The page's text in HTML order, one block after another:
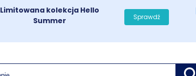
Limitowana kolekcja Hello
Summer
Sprawdź